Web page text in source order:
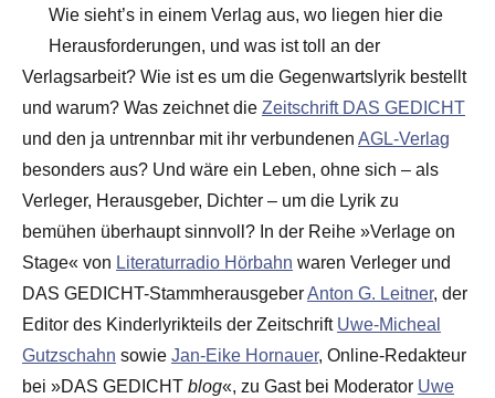
Wie sieht’s in einem Verlag aus, wo liegen hier die
Herausforderungen, und was ist toll an der
Verlagsarbeit? Wie ist es um die Gegenwartslyrik bestellt
und warum? Was zeichnet die Zeitschrift DAS GEDICHT
und den ja untrennbar mit ihr verbundenen AGL-Verlag
besonders aus? Und wäre ein Leben, ohne sich – als
Verleger, Herausgeber, Dichter – um die Lyrik zu
bemühen überhaupt sinnvoll? In der Reihe »Verlage on
Stage« von Literaturradio Hörbahn waren Verleger und
DAS GEDICHT-StammherausgeberAnton G. Leitner, der
Editor des Kinderlyrikteils der Zeitschrift Uwe-Micheal
Gutzschahn sowie Jan-Eike Hornauer, Online-Redakteur
bei »DAS GEDICHT blog«, zu Gast bei Moderator Uwe